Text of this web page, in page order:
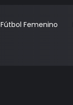
Fútbol Femenino